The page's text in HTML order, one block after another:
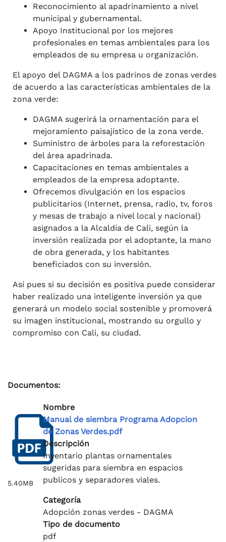
Reconocimiento al apadrinamiento a nivel
municipal y gubernamental.
Apoyo Institucional por los mejores
profesionales en temas ambientales para los
empleados de su empresa u organización.
El apoyo del DAGMA a los padrinos de zonas verdes
de acuerdo a las características ambientales de la
zona verde:
DAGMA sugerirá la ornamentación para el
mejoramiento paisajístico de la zona verde.
Suministro de árboles para la reforestación
del área apadrinada.
Capacitaciones en temas ambientales a
empleados de la empresa adoptante.
Ofrecemos divulgación en los espacios
publicitarios (Internet, prensa, radio, tv, foros
y mesas de trabajo a nivel local y nacional)
asignados a la Alcaldía de Cali, según la
inversión realizada por el adoptante, la mano
de obra generada, y los habitantes
beneficiados con su inversión.
Así pues si su decisión es positiva puede considerar
haber realizado una inteligente inversión ya que
generará un modelo social sostenible y promoverá
su imagen institucional, mostrando su orgullo y
compromiso con Cali, su ciudad.
Documentos:
5.40MB
Nombre
Manual de siembra Programa Adopcion
de Zonas Verdes.pdf
Descripción
Inventario plantas ornamentales
sugeridas para siembra en espacios
publicos y separadores viales.
Categoría
Adopción zonas verdes - DAGMA
Tipo de documento
pdf